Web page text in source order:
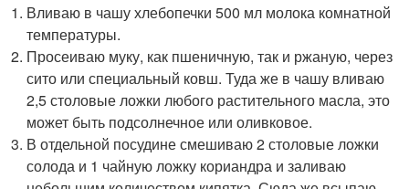
Вливаю в чашу хлебопечки 500 мл молока комнатной
температуры.
Просеиваю муку, как пшеничную, так и ржаную, через
сито или специальный ковш. Туда же в чашу вливаю
2,5 столовые ложки любого растительного масла, это
может быть подсолнечное или оливковое.
В отдельной посудине смешиваю 2 столовые ложки
солода и 1 чайную ложку кориандра и заливаю